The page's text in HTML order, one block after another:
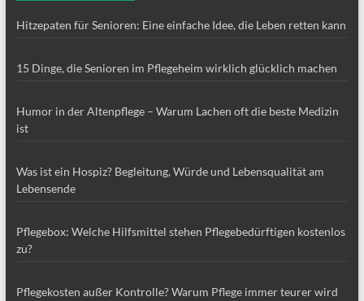
Hitzepaten für Senioren: Eine einfache Idee, die Leben retten kann
15 Dinge, die Senioren im Pflegeheim wirklich glücklich machen
Humor in der Altenpflege – Warum Lachen oft die beste Medizin
ist
Was ist ein Hospiz? Begleitung, Würde und Lebensqualität am
Lebensende
Pflegebox: Welche Hilfsmittel stehen Pflegebedürftigen kostenlos
zu?
Pflegekosten außer Kontrolle? Warum Pflege immer teurer wird